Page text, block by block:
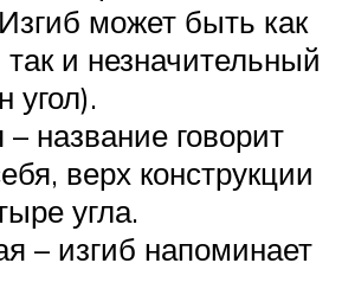
может быть как
так и незначительный
угол).
название говорит
верх конструкции
угла.
– изгиб напоминает